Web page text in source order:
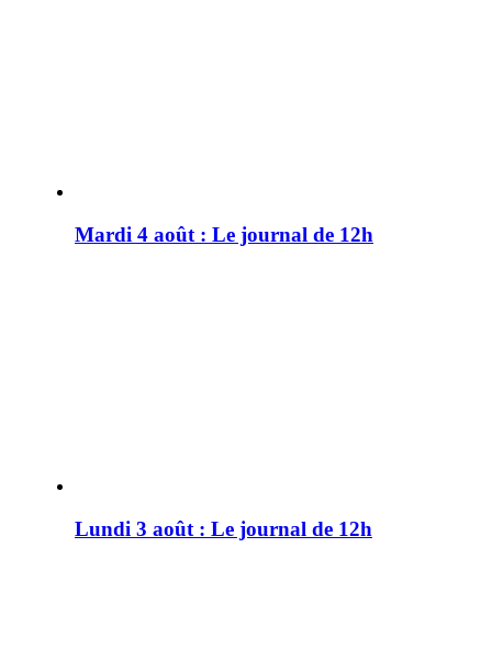
Mardi 4 août : Le journal de 12h
Lundi 3 août : Le journal de 12h